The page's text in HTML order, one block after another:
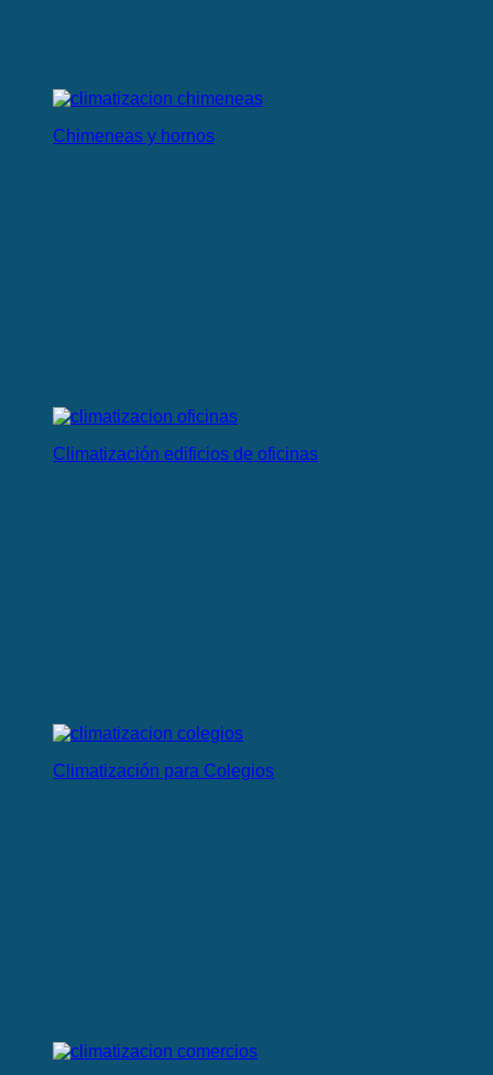
Chimeneas y hornos
Climatización edificios de oficinas
Climatización para Colegios